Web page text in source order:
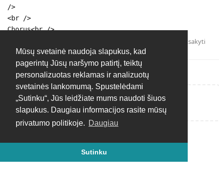
Mūsų svetainė naudoja slapukus, kad
pagerintų Jūsų naršymo patirtį, teiktų
personalizuotas reklamas ir analizuotų
svetainės lankomumą. Spustelėdami
„Sutinku“, Jūs leidžiate mums naudoti šiuos
slapukus. Daugiau informacijos rasite mūsų
privatumo politikoje. Daugiau
Sutinku
/>
<br />
Chorus<br />
Atsakyti
Rašyti atsakymą...